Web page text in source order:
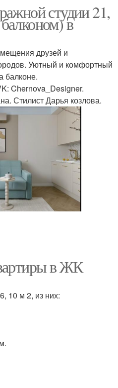
студии 21,
в
друзей и
Уютный и комфортный
балконе.
Chernova_Designer.
Стилист Дарья козлова.
в ЖК
10 м 2, из них: